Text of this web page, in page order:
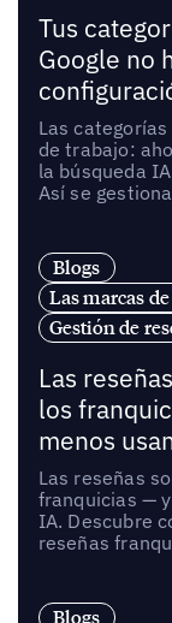
Tus
Google no
Las
de trabajo:
la búsqueda
Así se
Blogs
Las marcas
Gestión de
Las
los
menos
Las reseñas
franquicias —
IA. Descubre
reseñas
Blogs